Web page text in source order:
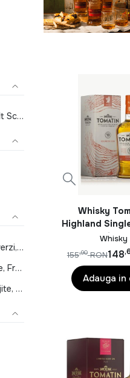
Tomatin Highland Single Malt Scotch Whisky
Afina, Stejar, Ananas, Nuci verzi, Stafide, Mar copt, Cirese, Martipan, Pere
Arome Fructate, Dulce, Miere, Fructe uscate, Migdale prajite, Lemn dulce, Coriandru, Corpolent, Usor picant
Ciocolata neagra, Alune prajite, Cardamon, Miere, Caramel, Papaya, Piper verde
Whisky
Highland
Ani 0.7L
Whisky
148
155,90 RON
Adauga in